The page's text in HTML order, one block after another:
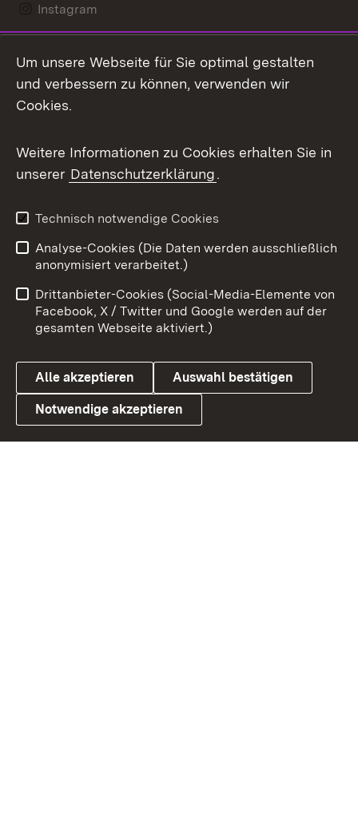
Instagram
Mastodon
Messenger
Social Wall
X / Twitter
Youtube
Link zum Landesportal
Benutzungshinweise
Barrierefreiheit
Datenschutz
Cookies
Um unsere Webseite für Sie optimal gestalten
und verbessern zu können, verwenden wir
Cookies.
Weitere Informationen zu Cookies erhalten Sie in
unserer Datenschutzerklärung.
Technisch notwendige Cookies
Analyse-Cookies (Die Daten werden ausschließlich
anonymisiert verarbeitet.)
Drittanbieter-Cookies (Social-Media-Elemente von
Facebook, X / Twitter und Google werden auf der
gesamten Webseite aktiviert.)
Alle akzeptieren Auswahl bestätigen
Notwendige akzeptieren